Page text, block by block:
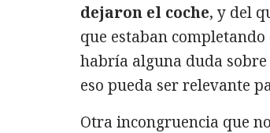
dejaron el coche, y del
que estaban
habría alguna duda
eso pueda ser relevante
Otra incongruencia que